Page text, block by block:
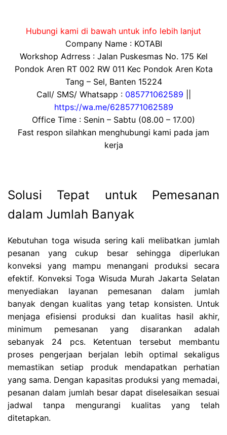
Hubungi kami di bawah untuk info lebih lanjut
Company Name : KOTABI
Workshop Adrress : Jalan Puskesmas No. 175 Kel
Pondok Aren RT 002 RW 011 Kec Pondok Aren Kota
Tang – Sel, Banten 15224
Call/ SMS/ Whatsapp : 085771062589
https://wa.me/6285771062589
Office Time : Senin – Sabtu (08.00 – 17.00)
Fast respon silahkan menghubungi kami pada jam
kerja
Solusi Tepat untuk Pemesanan
dalam Jumlah Banyak
Kebutuhan toga wisuda sering kali melibatkan jumlah
pesanan yang cukup besar sehingga diperlukan
konveksi yang mampu menangani produksi secara
efektif. Konveksi Toga Wisuda Murah Jakarta Selatan
menyediakan layanan pemesanan dalam jumlah
banyak dengan kualitas yang tetap konsisten. Untuk
menjaga efisiensi produksi dan kualitas hasil akhir,
minimum pemesanan yang disarankan adalah
sebanyak 24 pcs. Ketentuan tersebut membantu
proses pengerjaan berjalan lebih optimal sekaligus
memastikan setiap produk mendapatkan perhatian
yang sama. Dengan kapasitas produksi yang memadai,
pesanan dalam jumlah besar dapat diselesaikan sesuai
jadwal tanpa mengurangi kualitas yang telah
ditetapkan.